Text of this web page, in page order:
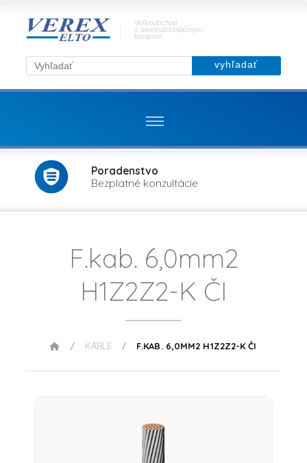
Veľkoobchod
s elektroinštalačným
tovarom.
Poradenstvo
Bezplatné konzultácie
F.kab. 6,0mm2
H1Z2Z2-K ČI
/ KÁBLE / F.KAB. 6,0MM2 H1Z2Z2-K ČI